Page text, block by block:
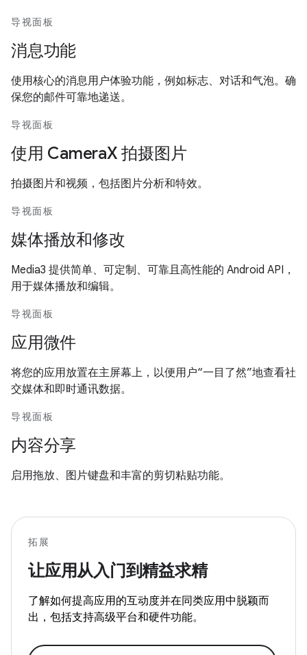
导视面板
消息功能
使用核心的消息用户体验功能，例如标志、对话和气泡。确
保您的邮件可靠地递送。
导视面板
使用 CameraX 拍摄图片
拍摄图片和视频，包括图片分析和特效。
导视面板
媒体播放和修改
Media3 提供简单、可定制、可靠且高性能的 Android API，
用于媒体播放和编辑。
导视面板
应用微件
将您的应用放置在主屏幕上，以便用户“一目了然”地查看社
交媒体和即时通讯数据。
导视面板
内容分享
启用拖放、图片键盘和丰富的剪切粘贴功能。
拓展
让应用从入门到精益求精
了解如何提高应用的互动度并在同类应用中脱颖而
出，包括支持高级平台和硬件功能。